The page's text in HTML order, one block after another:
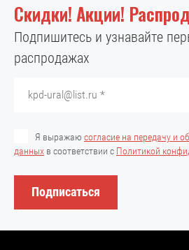
Скидки! Акции!
Подпишитесь и узнавайте
распродажах
Я выражаю согласие на передачу и
данных в соответствии с Политикой
Подписаться